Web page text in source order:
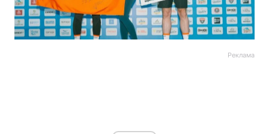
Реклама